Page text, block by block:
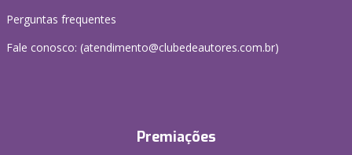
Perguntas frequentes
Fale conosco: (atendimento@clubedeautores.com.br)
Premiações